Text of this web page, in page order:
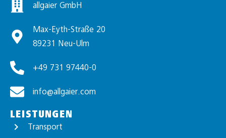
allgaier GmbH
Max-Eyth-Straße 20
89231 Neu-Ulm
+49 731 97440-0
info@allgaier.com
LEISTUNGEN
Transport